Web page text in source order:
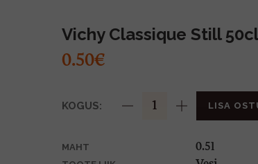
Vichy Classique Still
0.50€
KOGUS: LISA
MAHT 0.5l